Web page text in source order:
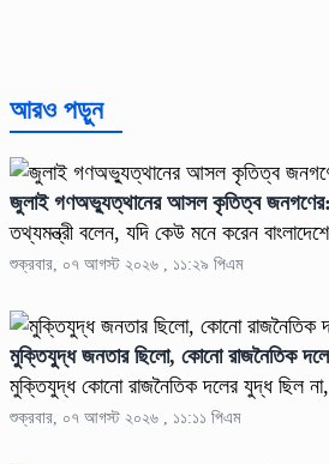
আরও পড়ুন
জুলাই গণঅভ্যুত্থানের আসল কৃতিত্ব জনগণের:
তথ্যমন্ত্রী বলেন, যদি কেউ মনে করেন
শুক্রবার, ০৭ আগস্ট ২০২৬ , ১১:২৯ পিএম
মুক্তিযুদ্ধ জনতার ছিলো, কোনো রাজনৈতিক
মুক্তিযুদ্ধ কোনো রাজনৈতিক দলের যুদ্ধ ছিল
শুক্রবার, ০৭ আগস্ট ২০২৬ , ১১:১১ পিএম